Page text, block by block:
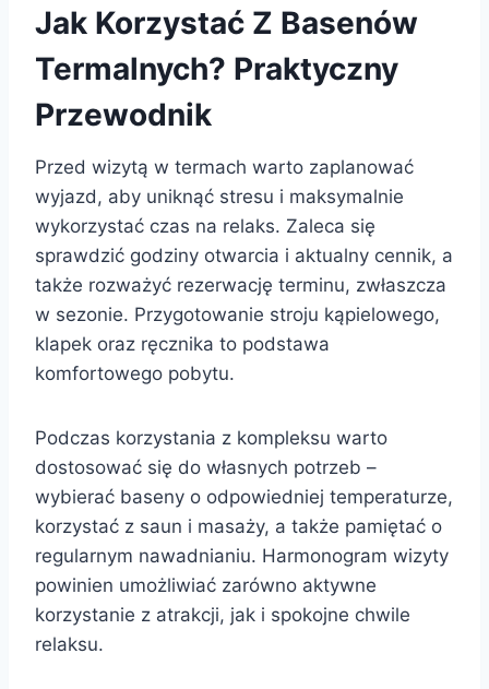
Jak Korzystać Z Basenów
Termalnych? Praktyczny
Przewodnik
Przed wizytą w termach warto zaplanować
wyjazd, aby uniknąć stresu i maksymalnie
wykorzystać czas na relaks. Zaleca się
sprawdzić godziny otwarcia i aktualny cennik, a
także rozważyć rezerwację terminu, zwłaszcza
w sezonie. Przygotowanie stroju kąpielowego,
klapek oraz ręcznika to podstawa
komfortowego pobytu.
Podczas korzystania z kompleksu warto
dostosować się do własnych potrzeb –
wybierać baseny o odpowiedniej temperaturze,
korzystać z saun i masaży, a także pamiętać o
regularnym nawadnianiu. Harmonogram wizyty
powinien umożliwiać zarówno aktywne
korzystanie z atrakcji, jak i spokojne chwile
relaksu.